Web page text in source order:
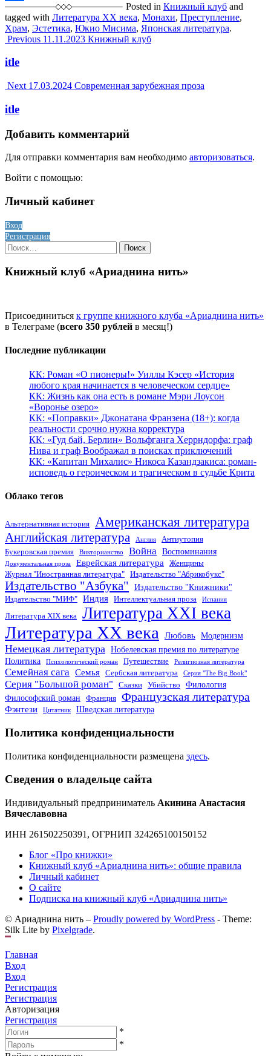
Отправить
Posted in Книжный клуб and
tagged with Литература XX века, Монахи, Преступление,
Храм, Эстетика, Юкио Мисима, Японская литература.
Post
navigation
Previous 11.11.2023 Книжный клуб
itle
Next 17.03.2024 Современная зарубежная проза
itle
Добавить комментарий
Для отправки комментария вам необходимо авторизоваться.
Войти с помощью:
Личный кабинет
Вход
Регистрация
Найти:
Книжный клуб «Ариаднина нить»
Присоединиться к группе книжного клуба «Ариаднина нить»
в Телеграме (всего 350 рублей в месяц!)
Последние публикации
КК: Роман «О пионеры!» Уиллы Кэсер «История
любого края начинается в человеческом сердце»
КК: Жизнь как она есть в романе Мэри Лоусон
«Воронье озеро»
КК: «Поправки» Джонатана Франзена (18+): когда
реальности срочно нужна корректура
КК: «Гуд бай, Берлин» Вольфганга Херрндорфа: граф
Нива и граф Воображал в поисках приключений
КК: «Капитан Михалис» Никоса Казандзакиса: роман-
исповедь о героическом и трагическом в судьбе Крита
Облако тегов
Альтернативная история Американская литература
Английская литература Англия
Антиутопия
Букеровская премия
Викторианство Война Воспоминания
Документальная проза Еврейская литература
Женщины
Журнал "Иностранная литература"
Издательство "Абрикобукс"
Издательство "Азбука" Издательство "Книжники"
Издательство "МИФ" Индия Интеллектуальная проза Испания
Литература XIX века Литература XXI века
Литература XX века Любовь Модернизм
Немецкая литература Нобелевская премия по литературе
Политика
Психологический роман Путешествие Религиозная литература
Семейная сага Семья Сербская литература Серия "The Big Book"
Серия "Большой роман" Сказки Убийство
Филология
Философский роман
Франция Французская литература
Фэнтези Цитатник Шведская литература
Политика конфиденциальности
Политика конфиденциальности размещена здесь.
Сведения о владельце сайта
Индивидуальный предприниматель Акинина Анастасия
Вячеславовна
ИНН 261502250391, ОГРНИП 324265100150152
Блог «Про книжки»
Книжный клуб «Ариаднина нить»: общие правила
Личный кабинет
О сайте
Подписка на книжный клуб «Ариаднина нить»
© Ариаднина нить – Proudly powered by WordPress - Theme:
Silk Lite by Pixelgrade.
Главная
Вход
Вход
Регистрация
Регистрация
Авторизация
Регистрация
*
*